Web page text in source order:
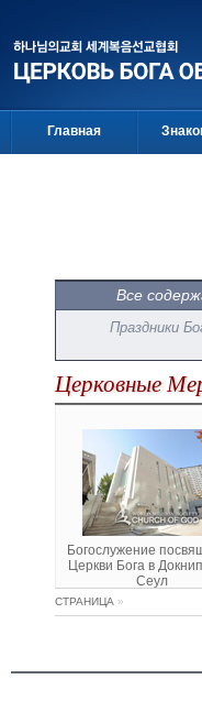
Главная
Все
Праздники
Церковные
Богослужение
Церкви Бога в
Сеул
СТРАНИЦА »